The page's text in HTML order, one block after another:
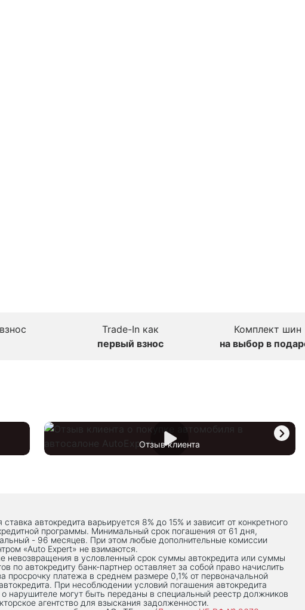
Trade-In как
первый взнос
Комплект шин
на выбор в
Отзыв клиента
ставка автокредита варьируется 8% до 15% и зависит от конкретного
программы. Минимальный срок погашения от 61 дня,
- 96 месяцев. При этом любые дополнительные комиссии
«Auto Expert» не взимаются.
невозвращения в условленный срок суммы автокредита или суммы
по автокредиту банк-партнер оставляет за собой право начислить
просрочку платежа в среднем размере 0,1% от первоначальной
При несоблюдении условий погашения автокредита
нарушителе могут быть переданы в специальный реестр должников
агентство для взыскания задолженности.